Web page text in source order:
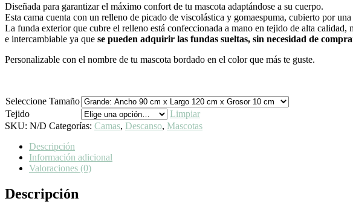
precios:
desde
€60.00
hasta
Diseñada para garantizar el máximo confort de tu mascota adaptándose a su cuerpo.
Esta cama cuenta con un relleno de picado de viscolástica y gomaespuma, cubierto por
La funda exterior que cubre el relleno está confeccionada a mano en tejido de alta
e intercambiable ya que se pueden adquirir las fundas sueltas, sin necesidad de
Personalizable con el nombre de tu mascota bordado en el color que más te guste.
Seleccione Tamaño
Tejido
Limpiar
SKU: N/D Categorías: Camas, Descanso, Mascotas
Descripción
Información adicional
Valoraciones (0)
Descripción